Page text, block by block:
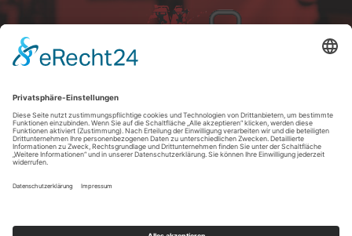
+49 151 281 810 81
Königsstraße 107